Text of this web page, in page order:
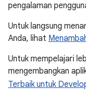
pengalaman
Untuk langsung
Anda, lihat
Untuk mempelajari
mengembangkan
Terbaik untuk